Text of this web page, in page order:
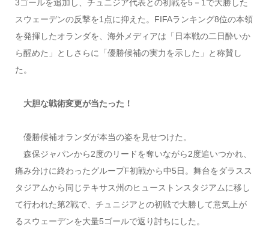
3ゴールを追加し、チュニジア代表との初戦を5－1で大勝した
スウェーデンの反撃を1点に抑えた。FIFAランキング8位の本領
を発揮したオランダを、海外メディアは「日本戦の二日酔いか
ら醒めた」としさらに「優勝候補の実力を示した」と称賛し
た。
大胆な戦術変更が当たった！
優勝候補オランダが本当の姿を見せつけた。
森保ジャパンから2度のリードを奪いながら2度追いつかれ、
痛み分けに終わったグループF初戦から中5日。舞台をダラスス
タジアムから同じテキサス州のヒューストンスタジアムに移し
て行われた第2戦で、チュニジアとの初戦で大勝して意気上が
るスウェーデンを大量5ゴールで返り討ちにした。